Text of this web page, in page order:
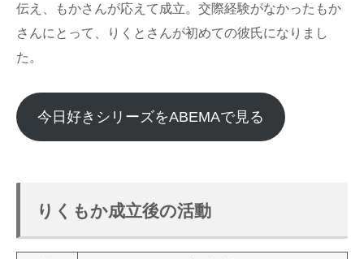
伝え、もかさんが応えて成立。交際経験がなかったもか
さんにとって、りくとさんが初めての彼氏になりまし
た。
今日好きシリーズをABEMAで見る
りくもか成立後の活動